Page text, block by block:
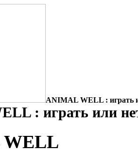
ANIMAL WELL : играть
: играть или